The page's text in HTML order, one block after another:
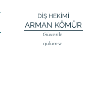
DİŞ HEKİMİ
ARMAN KÖMÜR
Güvenle
gülümse